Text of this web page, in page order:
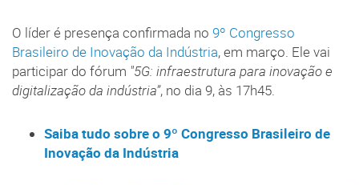
O líder é presença confirmada no 9º Congresso
Brasileiro de Inovação da Indústria, em março. Ele vai
participar do fórum "5G: infraestrutura para inovação e
digitalização da indústria”, no dia 9, às 17h45.
Saiba tudo sobre o 9º Congresso Brasileiro de
Inovação da Indústria